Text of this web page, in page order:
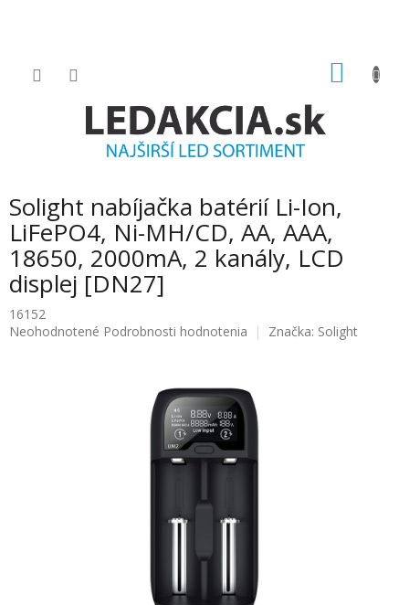
Solight nabíjačka batérií Li-Ion,
LiFePO4, Ni-MH/CD, AA, AAA,
18650, 2000mA, 2 kanály, LCD
displej [DN27]
16152
Priemerné
Neohodnotené Podrobnosti hodnotenia Značka: Solight